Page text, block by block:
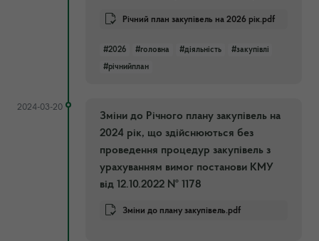
Річний план закупівель на 2026 рік.pdf
#2026 #головна #діяльність
#закупівлі
#річнийплан
2024-03-20
Зміни до Річного плану закупівель на
2024 рік, що здійснюються без
проведення процедур закупівель з
урахуванням вимог постанови КМУ
від 12.10.2022 № 1178
Зміни до плану закупівель.pdf